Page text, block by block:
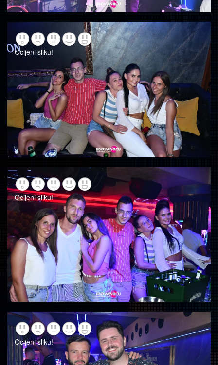
Ocijeni sliku!
Ocijeni sliku!
Ocijeni sliku!